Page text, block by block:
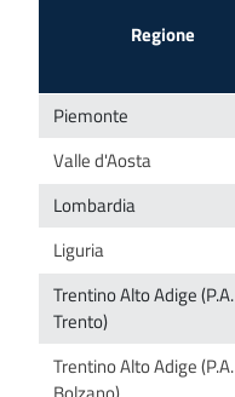
Trentino Alto Adige (P.A.
Trentino Alto Adige (P.A.